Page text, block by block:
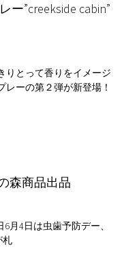
ー”creekside cabin”
りとって香りをイメージ
レーの第２弾が新登場！
森商品出品
月4日は虫歯予防デー、
札